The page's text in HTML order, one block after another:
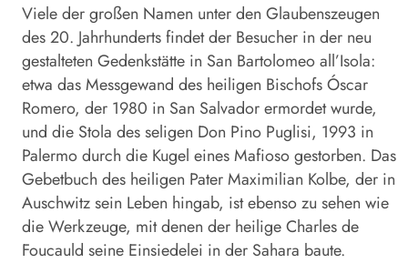
Viele der großen Namen unter den Glaubenszeugen
des 20. Jahrhunderts findet der Besucher in der neu
gestalteten Gedenkstätte in San Bartolomeo all’Isola:
etwa das Messgewand des heiligen Bischofs Óscar
Romero, der 1980 in San Salvador ermordet wurde,
und die Stola des seligen Don Pino Puglisi, 1993 in
Palermo durch die Kugel eines Mafioso gestorben. Das
Gebetbuch des heiligen Pater Maximilian Kolbe, der in
Auschwitz sein Leben hingab, ist ebenso zu sehen wie
die Werkzeuge, mit denen der heilige Charles de
Foucauld seine Einsiedelei in der Sahara baute.